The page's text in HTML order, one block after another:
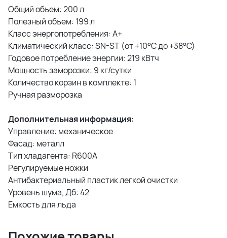
Общий объем: 200 л
Полезный объем: 199 л
Класс энергопотребления: A+
Климатический класс: SN-ST (от +10°C до +38°C)
Годовое потребление энергии: 219 кВтч
Мощность заморозки: 9 кг/сутки
Количество корзин в комплекте: 1
Ручная разморозка
Дополнительная информация:
Управление: механическое
Фасад: металл
Тип хладагента: R600A
Регулируемые ножки
Антибактериальный пластик легкой очистки
Уровень шума, Дб: 42
Емкость для льда